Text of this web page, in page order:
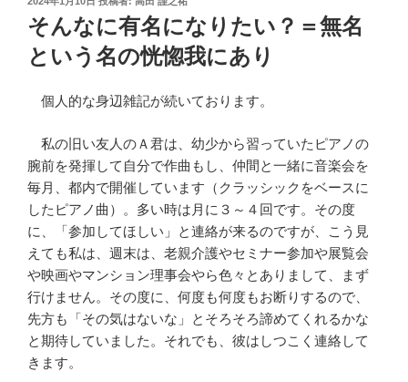
稿
日:
そんなに有名になりたい？＝無名
という名の恍惚我にあり
個人的な身辺雑記が続いております。
私の旧い友人のＡ君は、幼少から習っていたピアノの
腕前を発揮して自分で作曲もし、仲間と一緒に音楽会を
毎月、都内で開催しています（クラッシックをベースに
したピアノ曲）。多い時は月に３～４回です。その度
に、「参加してほしい」と連絡が来るのですが、こう見
えても私は、週末は、老親介護やセミナー参加や展覧会
や映画やマンション理事会やら色々とありまして、まず
行けません。その度に、何度も何度もお断りするので、
先方も「その気はないな」とそろそろ諦めてくれるかな
と期待していました。それでも、彼はしつこく連絡して
きます。